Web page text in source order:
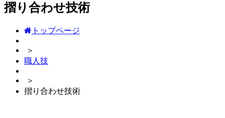
摺り合わせ技術
トップページ
＞
職人技
＞
摺り合わせ技術